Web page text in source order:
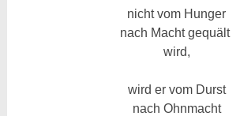
nicht vom Hunger
nach Macht gequält
wird,
wird er vom Durst
nach Ohnmacht